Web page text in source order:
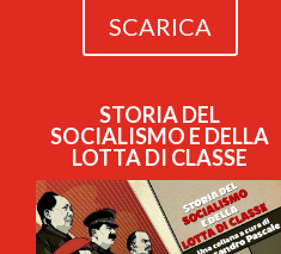
SCARICA
STORIA DEL
SOCIALISMO E DELLA
LOTTA DI CLASSE